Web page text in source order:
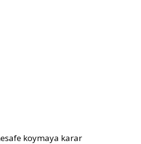
koymaya karar